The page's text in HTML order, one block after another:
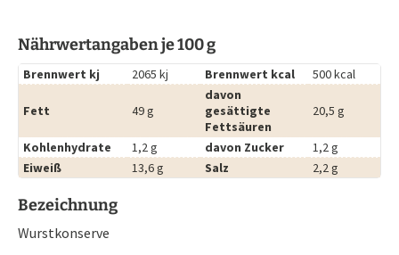
Nährwertangaben je 100 g
Brennwert kj 2065 kj Brennwert kcal 500 kcal
Fett 49 g
davon
gesättigte
Fettsäuren
20,5 g
Kohlenhydrate 1,2 g davon Zucker
1,2 g
Eiweiß
13,6 g Salz 2,2 g
Bezeichnung
Wurstkonserve